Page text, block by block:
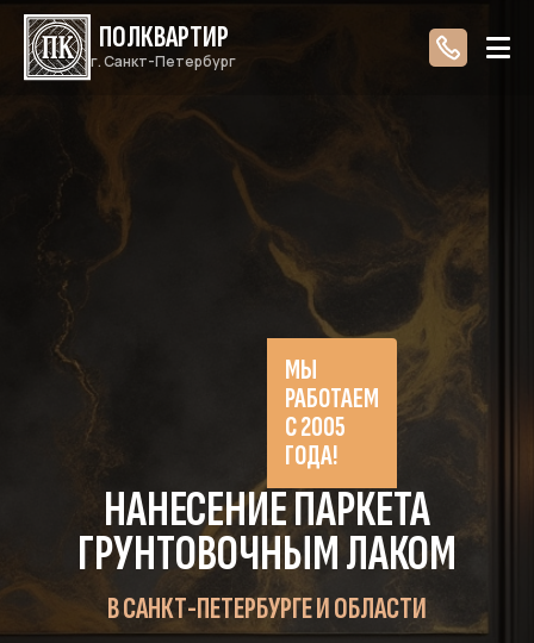
ПОЛКВАРТИР
г. Санкт-Петербург
НАНЕСЕНИЕ ПАРКЕТА
ГРУНТОВОЧНЫМ ЛАКОМ
В САНКТ-ПЕТЕРБУРГЕ И ОБЛАСТИ
МЫ
РАБОТАЕМ
С 2005
ГОДА!